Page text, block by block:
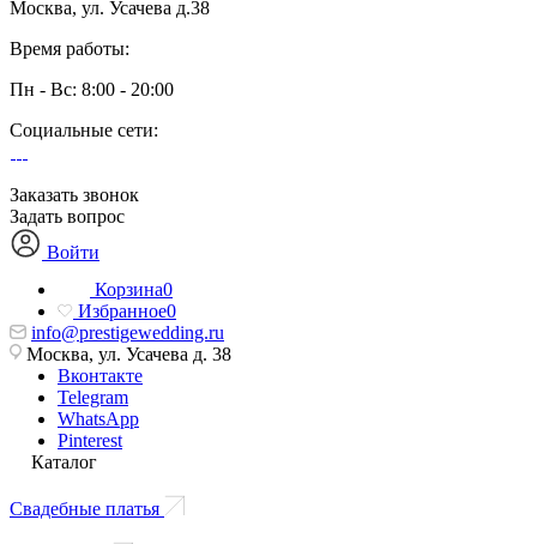
Москва, ул. Усачева д.38
Время работы:
Пн - Вс: 8:00 - 20:00
Социальные сети:
Заказать звонок
Задать вопрос
Войти
Корзина0
Избранное0
info@prestigewedding.ru
Москва, ул. Усачева д. 38
Вконтакте
Telegram
WhatsApp
Pinterest
Каталог
Свадебные платья